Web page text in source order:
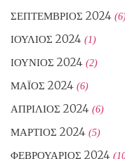
ΣΕΠΤΈΜΒΡΙΟΣ 2024
ΙΟΎΛΙΟΣ 2024 (1)
ΙΟΎΝΙΟΣ 2024 (2)
ΜΆΙΟΣ 2024 (6)
ΑΠΡΊΛΙΟΣ 2024 (6)
ΜΆΡΤΙΟΣ 2024 (5)
ΦΕΒΡΟΥΆΡΙΟΣ 2024